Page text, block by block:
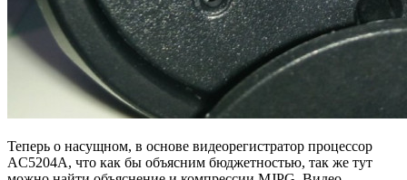
Теперь о насущном, в основе видеорегистратор процессор
AC5204A, что как бы объясним бюджетностью, так же тут